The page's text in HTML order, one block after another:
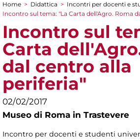
Tu sei qui
Home > Didattica > Incontri per docenti e
Incontro sul tema: "La Carta dell'Agro. Roma
Incontro sul
Carta
dal centro alla
periferia"
02/02/2017
Museo di Roma in Trastevere
Incontro per docenti e studenti